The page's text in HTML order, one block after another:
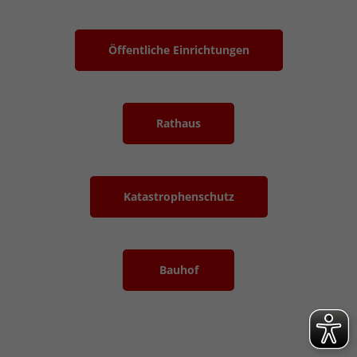
Öffentliche Einrichtungen
Rathaus
Katastrophenschutz
Bauhof